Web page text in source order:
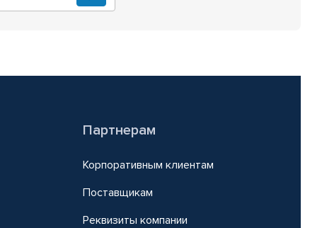
Партнерам
Корпоративным клиентам
Поставщикам
Реквизиты компании